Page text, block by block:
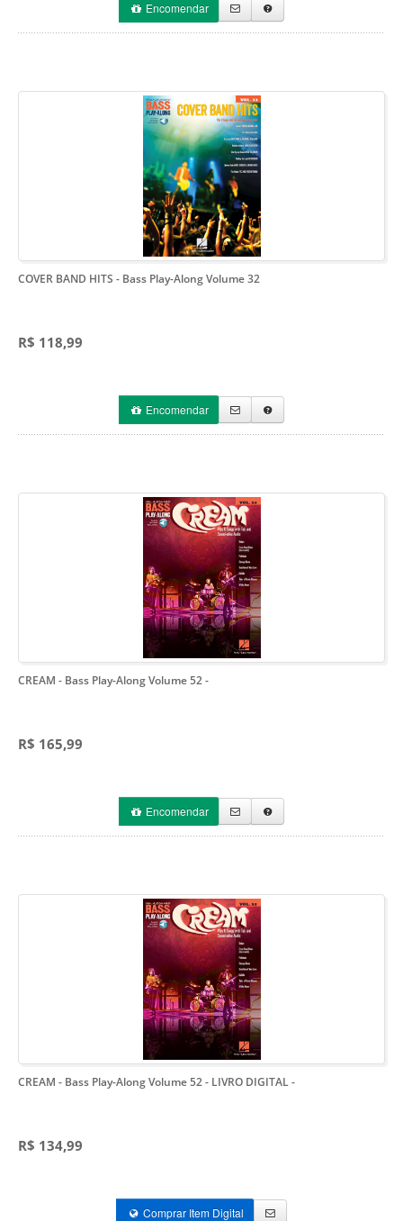
Encomendar
COVER BAND HITS - Bass Play-Along Volume 32
R$ 118,99
Encomendar
CREAM - Bass Play-Along Volume 52-
R$ 165,99
Encomendar
CREAM - Bass Play-Along Volume 52 - LIVRO DIGITAL-
R$ 134,99
Comprar Item Digital